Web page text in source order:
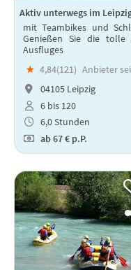
Aktiv unterwegs im
mit Teambikes und
Genießen Sie die tolle
Ausfluges
★ 4,84(121) Anbieter
04105 Leipzig
6 bis 120
6,0 Stunden
ab67 € p.P.